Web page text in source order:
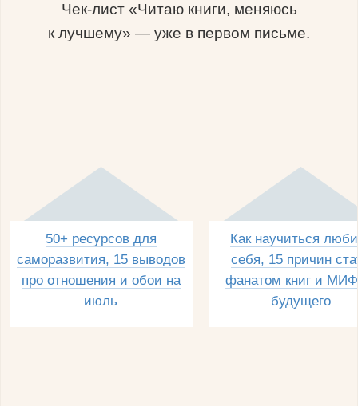
Чек-лист «Читаю книги, меняюсь
к лучшему» — уже в первом письме.
50+ ресурсов для
саморазвития, 15 выводов
про отношения и обои на
июль
Как научиться
себя, 15 причин
фанатом книг и
будущего